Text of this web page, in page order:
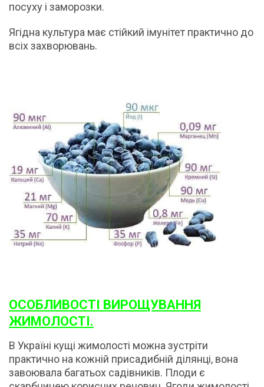
посуху і заморозки.
Ягідна культура має стійкий імунітет практично до
всіх захворювань.
ОСОБЛИВОСТІ ВИРОЩУВАННЯ
ЖИМОЛОСТІ.
В Україні кущі жимолості можна зустріти
практично на кожній присадибній ділянці, вона
завоювала багатьох садівників. Плоди є